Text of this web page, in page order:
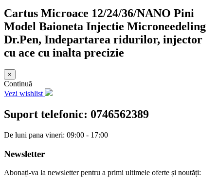
Cartus Microace 12/24/36/NANO Pini
Model Baioneta Injectie Microneedeling
Dr.Pen, Indepartarea ridurilor, injector
cu ace cu inalta precizie
×
Continuă
Vezi wishlist
Suport telefonic: 0746562389
De luni pana vineri: 09:00 - 17:00
Newsletter
Abonați-va la newsletter pentru a primi ultimele oferte și noutăți: